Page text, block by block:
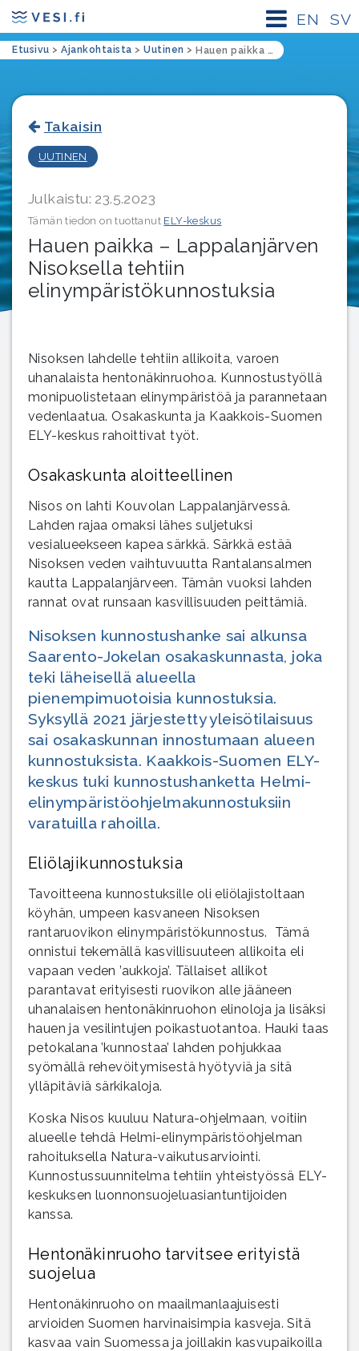
SV
EN
Etusivu > Ajankohtaista > Uutinen > Hauen paikka – Lappalanjärven Nisoksella tehtiin elinympäristökunnostuksia
Takaisin
UUTINEN
Julkaistu: 23.5.2023
Tämän tiedon on tuottanut ELY-keskus
Hauen paikka – Lappalanjärven
Nisoksella tehtiin
elinympäristökunnostuksia
Nisoksen lahdelle tehtiin allikoita, varoen
uhanalaista hentonäkinruohoa. Kunnostustyöllä
monipuolistetaan elinympäristöä ja parannetaan
vedenlaatua. Osakaskunta ja Kaakkois-Suomen
ELY-keskus rahoittivat työt.
Osakaskunta aloitteellinen
Nisos on lahti Kouvolan Lappalanjärvessä.
Lahden rajaa omaksi lähes suljetuksi
vesialueekseen kapea särkkä. Särkkä estää
Nisoksen veden vaihtuvuutta Rantalansalmen
kautta Lappalanjärveen. Tämän vuoksi lahden
rannat ovat runsaan kasvillisuuden peittämiä.
Nisoksen kunnostushanke sai alkunsa
Saarento-Jokelan osakaskunnasta, joka
teki läheisellä alueella
pienempimuotoisia kunnostuksia.
Syksyllä 2021 järjestetty yleisötilaisuus
sai osakaskunnan innostumaan alueen
kunnostuksista. Kaakkois-Suomen ELY-
keskus tuki kunnostushanketta Helmi-
elinympäristöohjelmakunnostuksiin
varatuilla rahoilla.
Eliölajikunnostuksia
Tavoitteena kunnostuksille oli eliölajistoltaan
köyhän, umpeen kasvaneen Nisoksen
rantaruovikon elinympäristökunnostus. Tämä
onnistui tekemällä kasvillisuuteen allikoita eli
vapaan veden ’aukkoja’. Tällaiset allikot
parantavat erityisesti ruovikon alle jääneen
uhanalaisen hentonäkinruohon elinoloja ja lisäksi
hauen ja vesilintujen poikastuotantoa. Hauki taas
petokalana ’kunnostaa’ lahden pohjukkaa
syömällä rehevöitymisestä hyötyviä ja sitä
ylläpitäviä särkikaloja.
Koska Nisos kuuluu Natura-ohjelmaan, voitiin
alueelle tehdä Helmi-elinympäristöohjelman
rahoituksella Natura-vaikutusarviointi.
Kunnostussuunnitelma tehtiin yhteistyössä ELY-
keskuksen luonnonsuojeluasiantuntijoiden
kanssa.
Hentonäkinruoho tarvitsee erityistä
suojelua
Hentonäkinruoho on maailmanlaajuisesti
arvioiden Suomen harvinaisimpia kasveja. Sitä
kasvaa vain Suomessa ja joillakin kasvupaikoilla